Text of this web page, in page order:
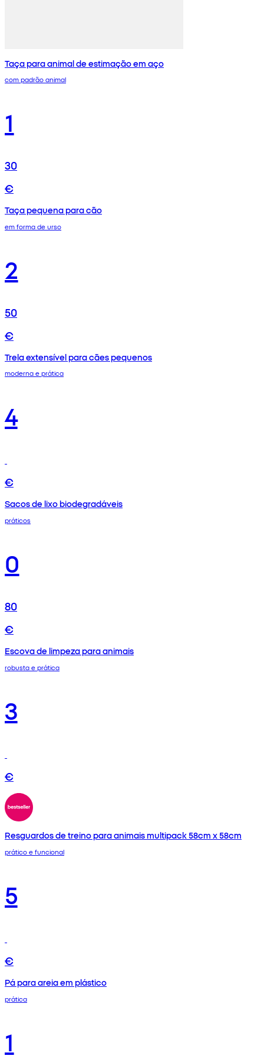
Taça para animal de estimação em aço
com padrão animal
1
30
€
Taça pequena para cão
em forma de urso
2
50
€
Trela extensível para cães pequenos
moderna e prática
4
€
Sacos de lixo biodegradáveis
práticos
0
80
€
Escova de limpeza para animais
robusta e prática
3
€
Resguardos de treino para animais multipack 58cm x 58cm
prático e funcional
5
€
Pá para areia em plástico
prática
1